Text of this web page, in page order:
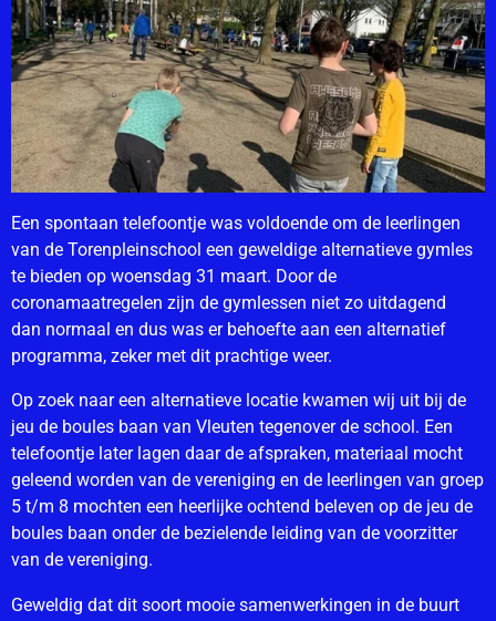
Een spontaan telefoontje was voldoende om de leerlingen
van de Torenpleinschool een geweldige alternatieve gymles
te bieden op woensdag 31 maart. Door de
coronamaatregelen zijn de gymlessen niet zo uitdagend
dan normaal en dus was er behoefte aan een alternatief
programma, zeker met dit prachtige weer.
Op zoek naar een alternatieve locatie kwamen wij uit bij de
jeu de boules baan van Vleuten tegenover de school. Een
telefoontje later lagen daar de afspraken, materiaal mocht
geleend worden van de vereniging en de leerlingen van groep
5 t/m 8 mochten een heerlijke ochtend beleven op de jeu de
boules baan onder de bezielende leiding van de voorzitter
van de vereniging.
Geweldig dat dit soort mooie samenwerkingen in de buurt